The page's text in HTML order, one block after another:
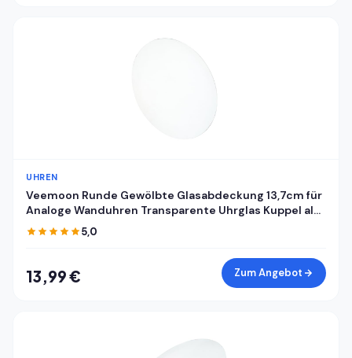
UHREN
Veemoon Runde Gewölbte Glasabdeckung 13,7cm für
Analoge Wanduhren Transparente Uhrglas Kuppel als
Ersatz Staubdichte Klare Uhrenglasabdeckung für
Selbstgemacht Uhrreparatur
5,0
13,99 € Zum Angebot